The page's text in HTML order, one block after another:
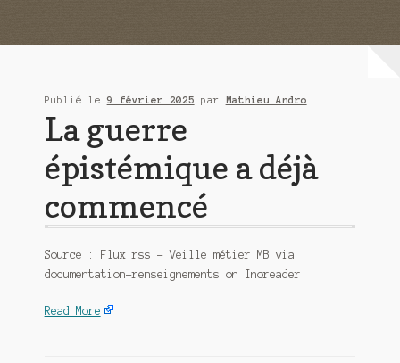
Publié le 9 février 2025 par Mathieu Andro
La guerre
épistémique a déjà
commencé
Source : Flux rss – Veille métier MB via
documentation-renseignements on Inoreader
Read More